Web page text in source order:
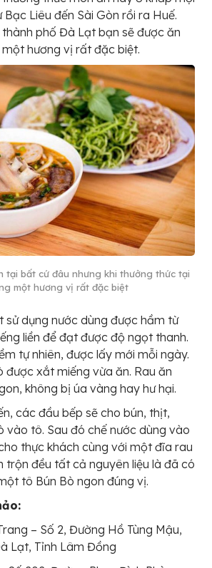
Liêu đến Sài Gòn rồi ra Huế.
thành phố Đà Lạt bạn sẽ được ăn
hương vị rất đặc biệt.
tại bất cứ đâu nhưng khi thưởng thức tại
một hương vị rất đặc biệt
sử dụng nước dùng được hầm từ
liền để đạt được độ ngọt thanh.
tự nhiên, được lấy mới mỗi ngày.
được xắt miếng vừa ăn. Rau ăn
không bị úa vàng hay hư hại.
các đầu bếp sẽ cho bún, thịt,
vào tô. Sau đó chế nước dùng vào
thực khách cùng với một đĩa rau
trộn đều tất cả nguyên liệu là đã có
tô Bún Bò ngon đúng vị.
– Số 2, Đường Hồ Tùng Mậu,
Lạt, Tỉnh Lâm Đồng